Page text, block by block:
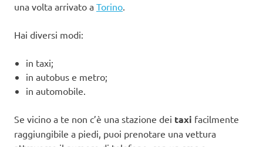
una volta arrivato a Torino.
Hai diversi modi:
in taxi;
in autobus e metro;
in automobile.
Se vicino a te non c’è una stazione dei taxi facilmente
raggiungibile a piedi, puoi prenotare una vettura